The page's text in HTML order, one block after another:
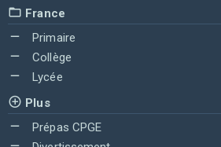
France
Primaire
Collège
Lycée
Plus
Prépas CPGE